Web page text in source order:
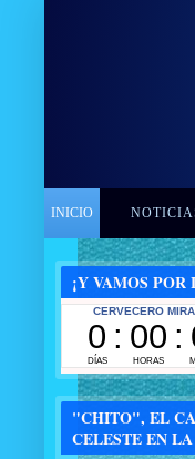
INICIO
¡Y VAMOS POR
"CHITO", EL
CELESTE EN